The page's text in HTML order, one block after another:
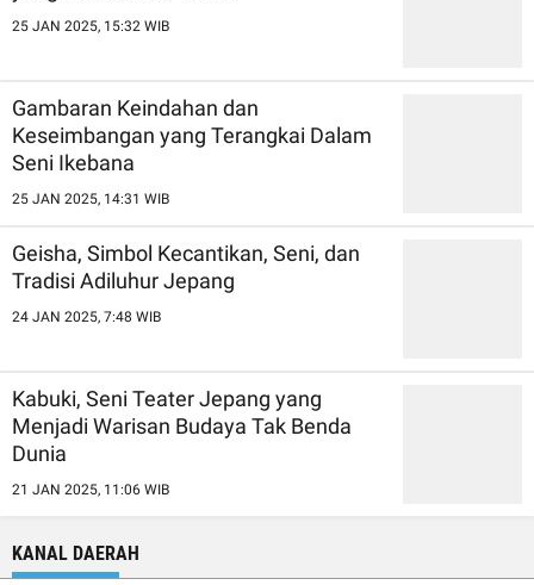
25 JAN 2025, 15:32 WIB
Gambaran Keindahan dan
Keseimbangan yang Terangkai Dalam
Seni Ikebana
25 JAN 2025, 14:31 WIB
Geisha, Simbol Kecantikan, Seni, dan
Tradisi Adiluhur Jepang
24 JAN 2025, 7:48 WIB
Kabuki, Seni Teater Jepang yang
Menjadi Warisan Budaya Tak Benda
Dunia
21 JAN 2025, 11:06 WIB
KANAL DAERAH